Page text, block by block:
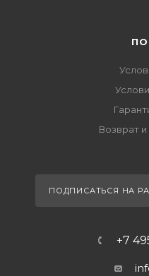
Возврат
ПОДПИСАТЬСЯ НА
+7